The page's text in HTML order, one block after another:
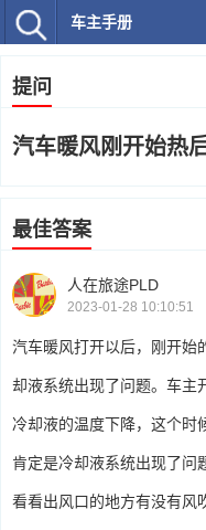
车主手册
提问
汽车暖风刚开始热
最佳答案
人在旅途PLD
2023-01-28 10:10:51
汽车暖风打开以后，刚开始
却液系统出现了问题。车主
冷却液的温度下降，这个时
肯定是冷却液系统出现了问
看看出风口的地方有没有风